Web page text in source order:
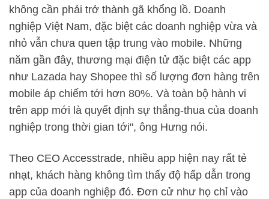
không cần phải trở thành gã khổng lồ. Doanh
nghiệp Việt Nam, đặc biệt các doanh nghiệp vừa và
nhỏ vẫn chưa quen tập trung vào mobile. Những
năm gần đây, thương mại điện tử đặc biệt các app
như Lazada hay Shopee thì số lượng đơn hàng trên
mobile áp chiếm tới hơn 80%. Và toàn bộ hành vi
trên app mới là quyết định sự thắng-thua của doanh
nghiệp trong thời gian tới", ông Hưng nói.
Theo CEO Accesstrade, nhiều app hiện nay rất tẻ
nhạt, khách hàng không tìm thấy độ hấp dẫn trong
app của doanh nghiệp đó. Đơn cử như họ chỉ vào